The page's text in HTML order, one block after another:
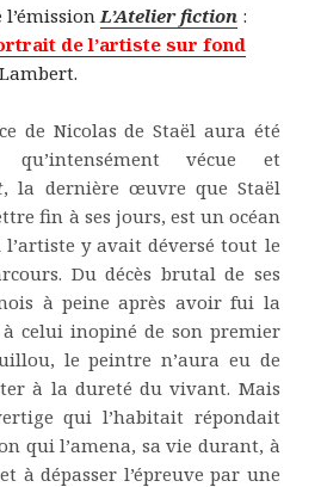
l’émission L’Atelier fiction :
de l’artiste sur fond
de Nicolas de Staël aura été
vécue et
, la dernière œuvre que Staël
fin à ses jours, est un océan
l’artiste y avait déversé tout le
Du décès brutal de ses
à peine après avoir fui la
à celui inopiné de son premier
le peintre n’aura eu de
à la dureté du vivant. Mais
qui l’habitait répondait
qui l’amena, sa vie durant, à
à dépasser l’épreuve par une